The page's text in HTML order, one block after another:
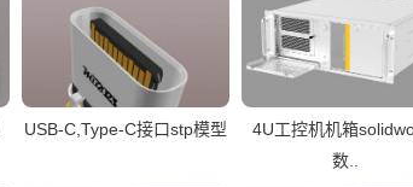
USB-C,Type-C接口stp模型
4U工控机机箱
数..